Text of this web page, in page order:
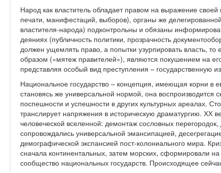
Народ как властитель обладает правом на выражение
печати, манифестаций, выборов), органы же
властителя-народа) подконтрольны и обязаны
деяниях (публичность политики, прозрачность
должен ущемлять право, а попытки узурпировать власть,
образом («мятеж правителей»), являются покушением на
представляя особый вид преступления – государственную
Национальное государство – концепция, имеющая корни в
становясь же универсальной нормой, она воспроизводится
поспешности и успешности в других культурных ареалах.
транслирует напряжения в историческую драматургию. ХХ
человеческой вселенной: демонтаж сословных
сопровождались универсальной эмансипацией,
демографической экспансией пост-колониального мира.
сначала континентальных, затем морских, сформировали
сообщество национальных государств. Происходящее